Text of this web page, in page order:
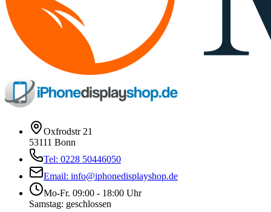
Oxfrodstr 21
53111 Bonn
Tel: 0228 50446050
Email: info@iphonedisplayshop.de
Mo-Fr. 09:00 - 18:00 Uhr
Samstag: geschlossen